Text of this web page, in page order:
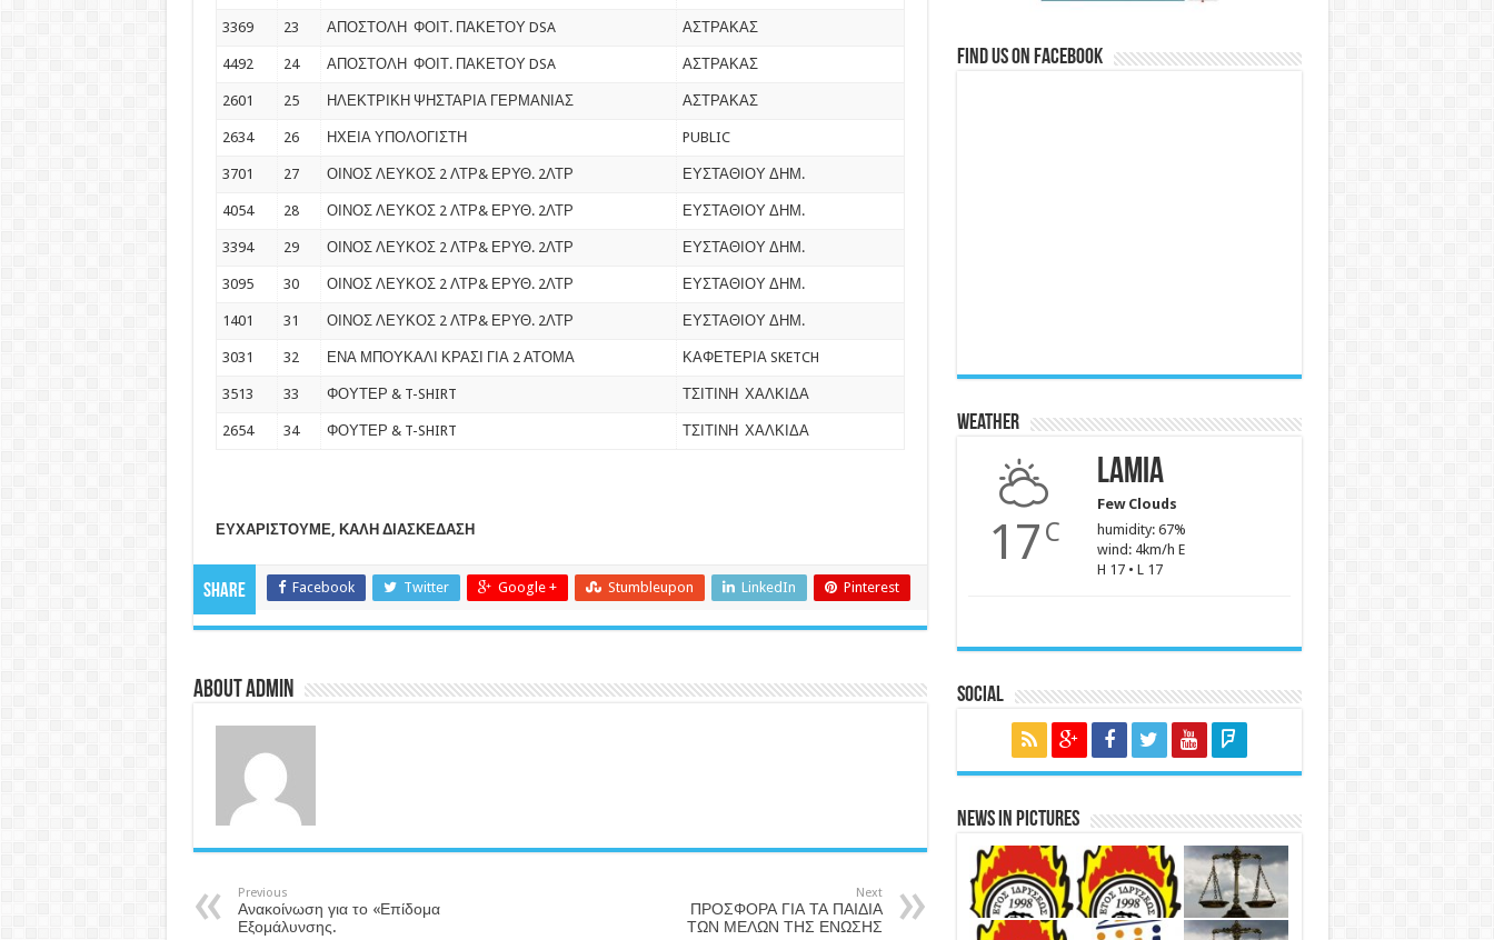
3369 23 ΑΠΟΣΤΟΛΗ ΦΟΙΤ. ΠΑΚΕΤΟΥ DSA ΑΣΤΡΑΚΑΣ
4492 24 ΑΠΟΣΤΟΛΗ ΦΟΙΤ. ΠΑΚΕΤΟΥ DSA ΑΣΤΡΑΚΑΣ
2601 25 ΗΛΕΚΤΡΙΚΗ ΨΗΣΤΑΡΙΑ ΓΕΡΜΑΝΙΑΣ ΑΣΤΡΑΚΑΣ
2634 26 ΗΧΕΙΑ ΥΠΟΛΟΓΙΣΤΗ PUBLIC
3701 27 ΟΙΝΟΣ ΛΕΥΚΟΣ 2 ΛΤΡ& ΕΡΥΘ. 2ΛΤΡ ΕΥΣΤΑΘΙΟΥ ΔΗΜ.
4054 28 ΟΙΝΟΣ ΛΕΥΚΟΣ 2 ΛΤΡ& ΕΡΥΘ. 2ΛΤΡ ΕΥΣΤΑΘΙΟΥ ΔΗΜ.
3394 29 ΟΙΝΟΣ ΛΕΥΚΟΣ 2 ΛΤΡ& ΕΡΥΘ. 2ΛΤΡ ΕΥΣΤΑΘΙΟΥ ΔΗΜ.
3095 30 ΟΙΝΟΣ ΛΕΥΚΟΣ 2 ΛΤΡ& ΕΡΥΘ. 2ΛΤΡ ΕΥΣΤΑΘΙΟΥ ΔΗΜ.
1401 31 ΟΙΝΟΣ ΛΕΥΚΟΣ 2 ΛΤΡ& ΕΡΥΘ. 2ΛΤΡ ΕΥΣΤΑΘΙΟΥ ΔΗΜ.
3031 32 ΕΝΑ ΜΠΟΥΚΑΛΙ ΚΡΑΣΙ ΓΙΑ 2 ΑΤΟΜΑ ΚΑΦΕΤΕΡΙΑ SKETCH
3513 33 ΦΟΥΤΕΡ & T-SHIRT ΤΣΙΤΙΝΗ ΧΑΛΚΙΔΑ
2654 34 ΦΟΥΤΕΡ & T-SHIRT ΤΣΙΤΙΝΗ ΧΑΛΚΙΔΑ
ΕΥΧΑΡΙΣΤΟΥΜΕ, ΚΑΛΗ ΔΙΑΣΚΕΔΑΣΗ
Share Facebook Twitter Google + Stumbleupon LinkedIn Pinterest
About admin
Previous
Ανακοίνωση για το «Επίδομα
Εξομάλυνσης.
Next
ΠΡΟΣΦΟΡΑ ΓΙΑ ΤΑ ΠΑΙΔΙΑ
ΤΩΝ ΜΕΛΩΝ ΤΗΣ ΕΝΩΣΗΣ
Find us on Facebook
Weather
17 C
Lamia
Few Clouds
humidity: 67%
wind: 4km/h E
H 17 • L 17
Social
News in Pictures